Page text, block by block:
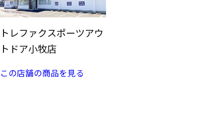
トレファクスポーツアウ
トドア小牧店
この店舗の商品を見る